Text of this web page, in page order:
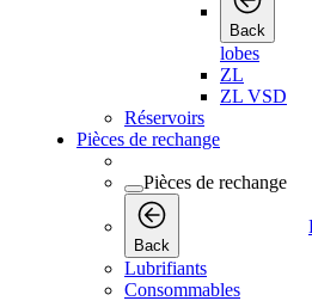
Back
lobes
ZL
ZL VSD
Réservoirs
Pièces de rechange
Pièces de rechange
Back
Lubrifiants
Consommables